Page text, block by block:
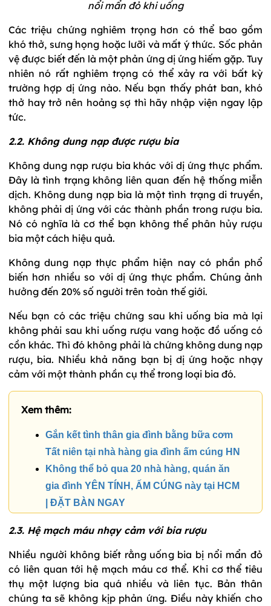
nổi mẩn đỏ khi uống
Các triệu chứng nghiêm trọng hơn có thể bao gồm
khó thở, sưng họng hoặc lưỡi và mất ý thức. Sốc phản
vệ được biết đến là một phản ứng dị ứng hiếm gặp. Tuy
nhiên nó rất nghiêm trọng có thể xảy ra với bất kỳ
trường hợp dị ứng nào. Nếu bạn thấy phát ban, khó
thở hay trở nên hoảng sợ thì hãy nhập viện ngay lập
tức.
2.2. Không dung nạp được rượu bia
Không dung nạp rượu bia khác với dị ứng thực phẩm.
Đây là tình trạng không liên quan đến hệ thống miễn
dịch. Không dung nạp bia là một tình trạng di truyền,
không phải dị ứng với các thành phần trong rượu bia.
Nó có nghĩa là cơ thể bạn không thể phân hủy rượu
bia một cách hiệu quả.
Không dung nạp thực phẩm hiện nay có phần phổ
biến hơn nhiều so với dị ứng thực phẩm. Chúng ảnh
hưởng đến 20% số người trên toàn thế giới.
Nếu bạn có các triệu chứng sau khi uống bia mà lại
không phải sau khi uống rượu vang hoặc đồ uống có
cồn khác. Thì đó không phải là chứng không dung nạp
rượu, bia. Nhiều khả năng bạn bị dị ứng hoặc nhạy
cảm với một thành phần cụ thể trong loại bia đó.
Xem thêm:
Gắn kết tình thân gia đình bằng bữa cơm
Tất niên tại nhà hàng gia đình ấm cúng HN
Không thể bỏ qua 20 nhà hàng, quán ăn
gia đình YÊN TÍNH, ẤM CÚNG này tại HCM
| ĐẶT BÀN NGAY
2.3. Hệ mạch máu nhạy cảm với bia rượu
Nhiều người không biết rằng uống bia bị nổi mẩn đỏ
có liên quan tới hệ mạch máu cơ thể. Khi cơ thể tiêu
thụ một lượng bia quá nhiều và liên tục. Bản thân
chúng ta sẽ không kịp phản ứng. Điều này khiến cho